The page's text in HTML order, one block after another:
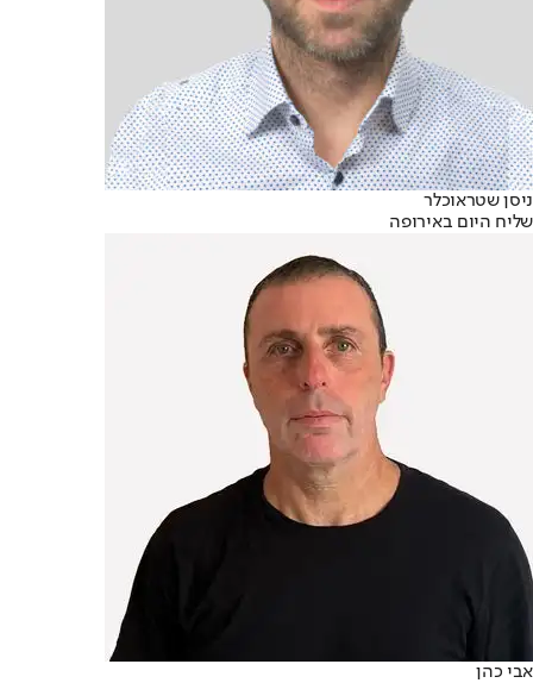
ניסן שטראוכלר
שליח היום באירופה
אבי כהן